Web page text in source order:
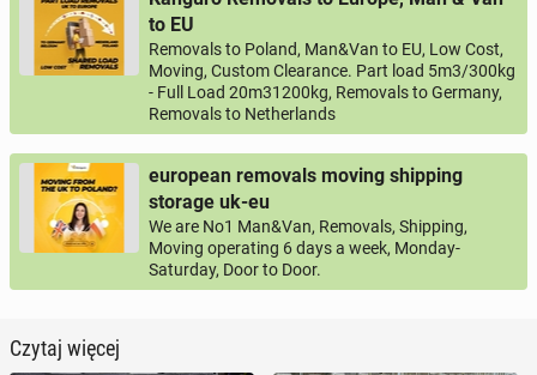
to EU
Removals to Poland, Man&Van to EU, Low Cost,
Moving, Custom Clearance. Part load 5m3/300kg
- Full Load 20m31200kg, Removals to Germany,
Removals to Netherlands
european removals moving shipping
storage uk-eu
We are No1 Man&Van, Removals, Shipping,
Moving operating 6 days a week, Monday-
Saturday, Door to Door.
Czytaj więcej